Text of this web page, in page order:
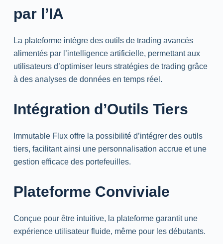
par l’IA
La plateforme intègre des outils de trading avancés
alimentés par l’intelligence artificielle, permettant aux
utilisateurs d’optimiser leurs stratégies de trading grâce
à des analyses de données en temps réel.
Intégration d’Outils Tiers
Immutable Flux offre la possibilité d’intégrer des outils
tiers, facilitant ainsi une personnalisation accrue et une
gestion efficace des portefeuilles.
Plateforme Conviviale
Conçue pour être intuitive, la plateforme garantit une
expérience utilisateur fluide, même pour les débutants.